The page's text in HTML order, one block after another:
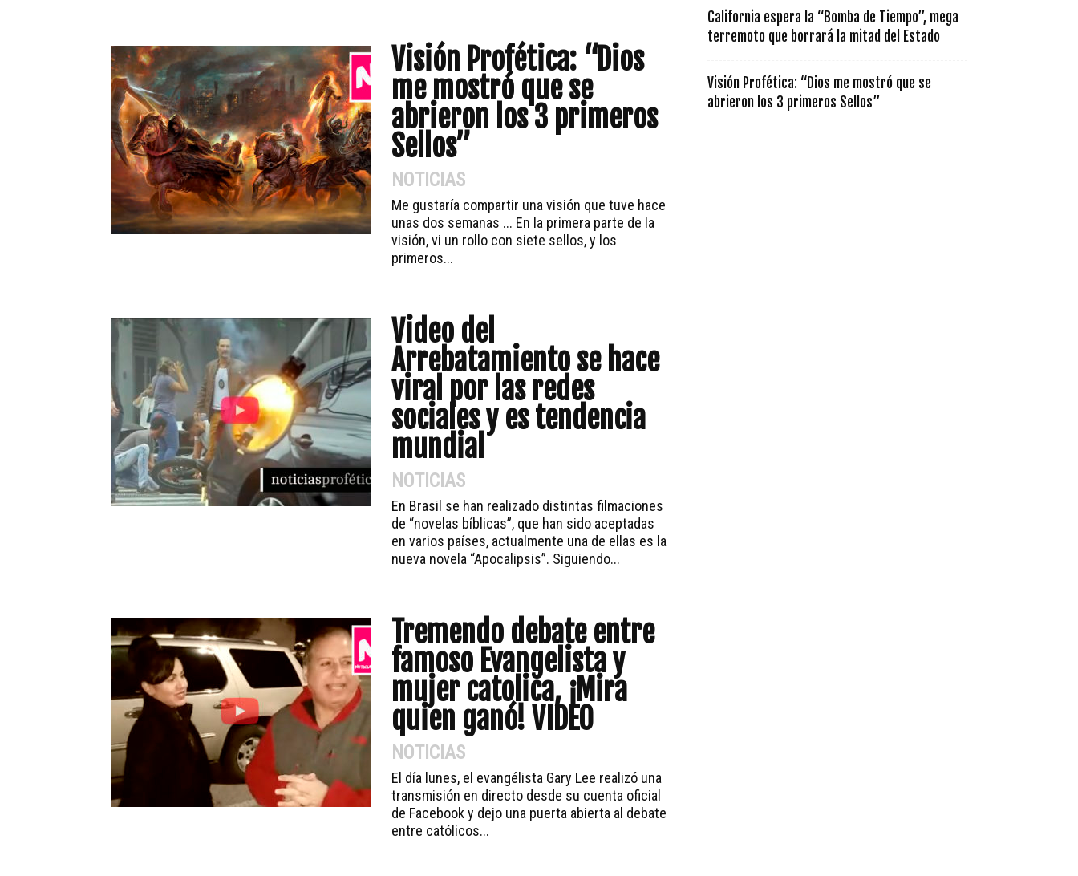
Visión Profética: “Dios
me mostró que se
abrieron los 3 primeros
Sellos”
NOTICIAS
Me gustaría compartir una visión que tuve hace
unas dos semanas ... En la primera parte de la
visión, vi un rollo con siete sellos, y los
primeros...
Video del
Arrebatamiento se hace
viral por las redes
sociales y es tendencia
mundial
NOTICIAS
En Brasil se han realizado distintas filmaciones
de “novelas bíblicas”, que han sido aceptadas
en varios países, actualmente una de ellas es la
nueva novela “Apocalipsis”. Siguiendo...
Tremendo debate entre
famoso Evangelista y
mujer catolica, ¡Mira
quien ganó! VIDEO
NOTICIAS
El día lunes, el evangélista Gary Lee realizó una
transmisión en directo desde su cuenta oficial
de Facebook y dejo una puerta abierta al debate
entre católicos...
California espera la “Bomba de Tiempo”, mega
terremoto que borrará la mitad del Estado
Visión Profética: “Dios me mostró que se
abrieron los 3 primeros Sellos”